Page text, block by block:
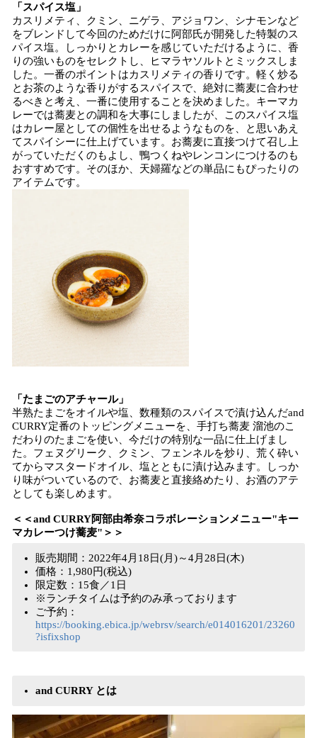
「スパイス塩」
カスリメティ、クミン、ニゲラ、アジョワン、シナモンなど
をブレンドして今回のためだけに阿部氏が開発した特製のス
パイス塩。しっかりとカレーを感じていただけるように、香
りの強いものをセレクトし、ヒマラヤソルトとミックスしま
した。一番のポイントはカスリメティの香りです。軽く炒る
とお茶のような香りがするスパイスで、絶対に蕎麦に合わせ
るべきと考え、一番に使用することを決めました。キーマカ
レーでは蕎麦との調和を大事にしましたが、このスパイス塩
はカレー屋としての個性を出せるようなものを、と思いあえ
てスパイシーに仕上げています。お蕎麦に直接つけて召し上
がっていただくのもよし、鴨つくねやレンコンにつけるのも
おすすめです。そのほか、天婦羅などの単品にもぴったりの
アイテムです。
「たまごのアチャール」
半熟たまごをオイルや塩、数種類のスパイスで漬け込んだand
CURRY定番のトッピングメニューを、手打ち蕎麦 溜池のこ
だわりのたまごを使い、今だけの特別な一品に仕上げまし
た。フェヌグリーク、クミン、フェンネルを炒り、荒く砕い
てからマスタードオイル、塩とともに漬け込みます。しっか
り味がついているので、お蕎麦と直接絡めたり、お酒のアテ
としても楽しめます。
＜＜and CURRY阿部由希奈コラボレーションメニュー"キー
マカレーつけ蕎麦"＞＞
販売期間：2022年4月18日(月)～4月28日(木)
価格：1,980円(税込)
限定数：15食／1日
※ランチタイムは予約のみ承っております
ご予約：
https://booking.ebica.jp/webrsv/search/e014016201/23260
?isfixshop
and CURRY とは